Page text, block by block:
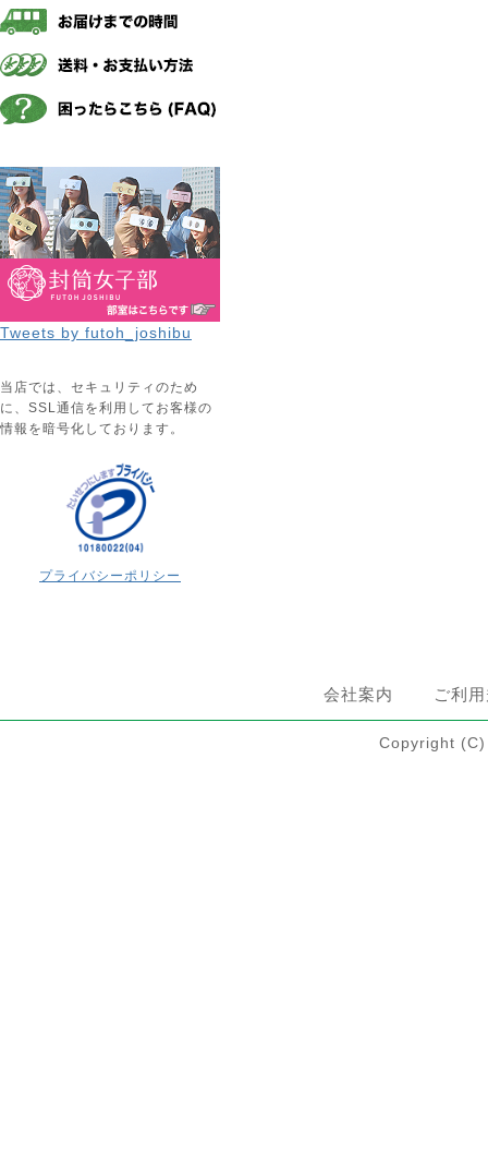
Tweets by futoh_joshibu
当店では、セキュリティのため
に、SSL通信を利用してお客様の
情報を暗号化しております。
プライバシーポリシー
会社案内 ご利
Copyright